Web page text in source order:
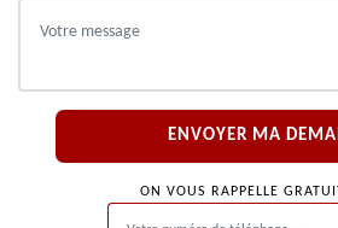
ON VOUS RAPPELLE